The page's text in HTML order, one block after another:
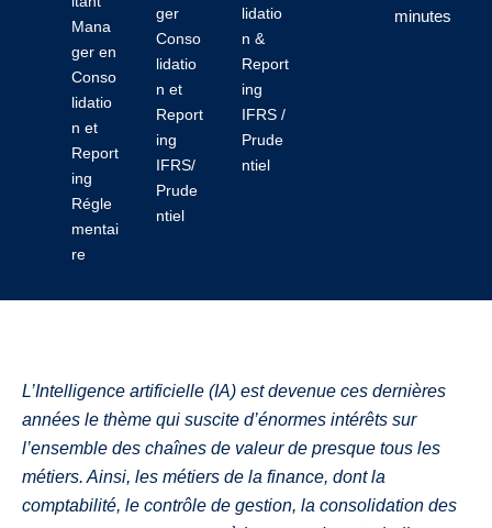
Mana
ger en
Conso
lidatio
n et
Report
ing
Régle
mentai
re
ger
Conso
lidatio
n et
Report
ing
IFRS/
Prude
ntiel
lidatio
n &
Report
ing
IFRS /
Prude
ntiel
minutes
L’Intelligence artificielle (IA) est devenue ces dernières
années le thème qui suscite d’énormes intérêts sur
l’ensemble des chaînes de valeur de presque tous les
métiers. Ainsi, les métiers de la finance, dont la
comptabilité, le contrôle de gestion, la consolidation des